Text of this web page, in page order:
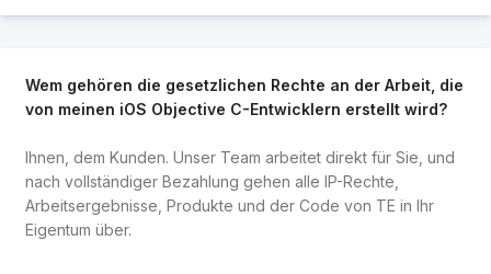
Wem gehören die gesetzlichen Rechte an der Arbeit, die
von meinen iOS Objective C-Entwicklern erstellt wird?
Ihnen, dem Kunden. Unser Team arbeitet direkt für Sie, und
nach vollständiger Bezahlung gehen alle IP-Rechte,
Arbeitsergebnisse, Produkte und der Code von TE in Ihr
Eigentum über.